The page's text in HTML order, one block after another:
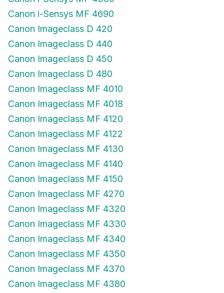
Canon i-Sensys MF 4690
Canon Imageclass D 420
Canon Imageclass D 440
Canon Imageclass D 450
Canon Imageclass D 480
Canon Imageclass MF 4010
Canon Imageclass MF 4018
Canon Imageclass MF 4120
Canon Imageclass MF 4122
Canon Imageclass MF 4130
Canon Imageclass MF 4140
Canon Imageclass MF 4150
Canon Imageclass MF 4270
Canon Imageclass MF 4320
Canon Imageclass MF 4330
Canon Imageclass MF 4340
Canon Imageclass MF 4350
Canon Imageclass MF 4370
Canon Imageclass MF 4380